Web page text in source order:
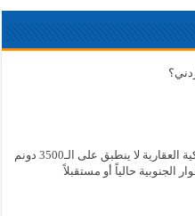
البدادوة: قانون الملكية العقارية لا ينطبق على الـ3500 دونم
الجنوبية حالياً أو مستقبلاً